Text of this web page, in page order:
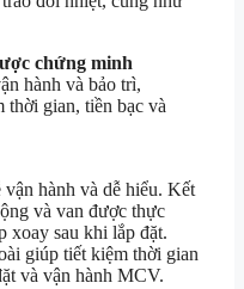
chứng minh
hành và bảo trì,
gian, tiền bạc và
hành và dễ hiểu. Kết
và van được thực
xoay sau khi lắp đặt.
giúp tiết kiệm thời gian
và vận hành MCV.